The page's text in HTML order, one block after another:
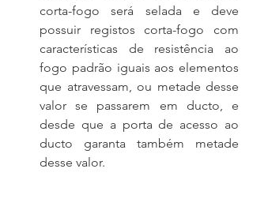
corta-fogo será selada e deve
possuir registos corta-fogo com
características de resistência ao
fogo padrão iguais aos elementos
que atravessam, ou metade desse
valor se passarem em ducto, e
desde que a porta de acesso ao
ducto garanta também metade
desse valor.